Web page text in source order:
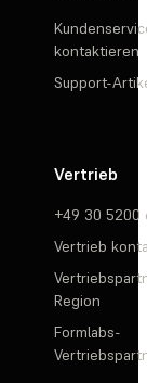
kontaktieren
Support-
Vertrieb
+49 30 5200
Vertrieb
Region
Formlabs-